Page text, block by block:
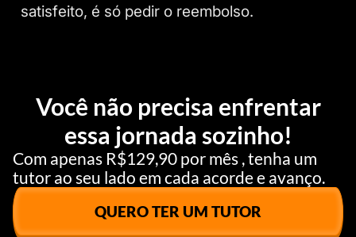
satisfeito, é só pedir o reembolso.
Você não precisa enfrentar
essa jornada sozinho!
Com apenas R$129,90 por mês , tenha um
tutor ao seu lado em cada acorde e avanço.
QUERO TER UM TUTOR